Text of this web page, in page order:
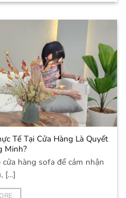
Tế Tại Cửa Hàng Là Quyết
Minh?
hàng sofa để cảm nhận
[...]